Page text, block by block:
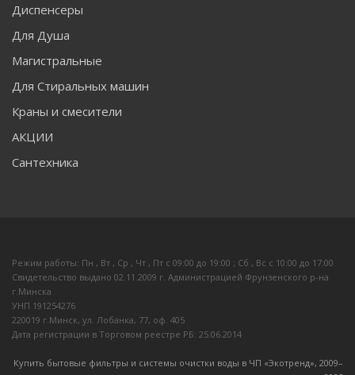
Диспенсеры
Для Душа
Магистральные
Для Стиральных машин
Краны и смесители
АКЦИИ
Сантехника
Режим работы: Пн , Вт , Ср , Чт , Пт c 09:00 до 19:00 ; Сб , Вс c 10:00 до 17:00
Свидетельство выдано 02.11.2009 г. Администрацией Фрунзенского р-на
г.Минска
УНП 191254276
220019 г.Минск, ул. Лобанка, 77, оф. 405
Дата регистрации в Торговом реестре РБ: 25.06.2014
Купить бытовые фильтры и системы очистки воды в ЧП «Экотренд», 2009–